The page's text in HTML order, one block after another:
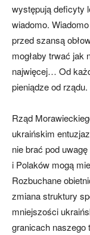
występują deficyty
wiadomo.
przed szansą
mogłaby trwać jak
najwięcej… Od
pieniądze od rządu.
Rząd
ukraińskim
nie brać pod
i Polaków mogą
Rozbuchane
zmiana struktury
mniejszości
granicach